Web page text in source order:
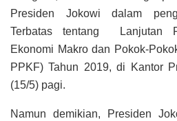
Presiden Jokowi dalam
Terbatas tentang Lanjutan
Ekonomi Makro dan Pokok-
PPKF) Tahun 2019, di Kantor
(15/5) pagi.
Namun demikian, Presiden